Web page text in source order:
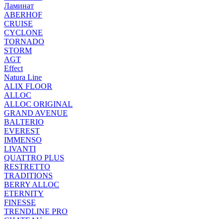
Ламинат
ABERHOF
CRUISE
CYCLONE
TORNADO
STORM
AGT
Effect
Natura Line
ALIX FLOOR
ALLOC
ALLOC ORIGINAL
GRAND AVENUE
BALTERIO
EVEREST
IMMENSO
LIVANTI
QUATTRO PLUS
RESTRETTO
TRADITIONS
BERRY ALLOC
ETERNITY
FINESSE
TRENDLINE PRO